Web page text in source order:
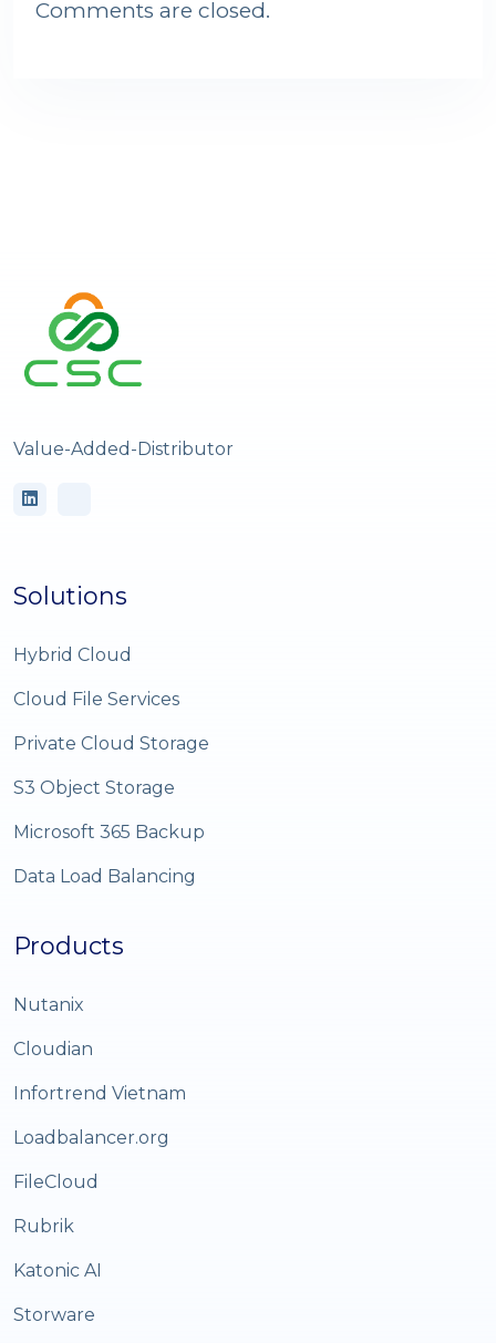
Comments are closed.
Value-Added-Distributor
Solutions
Hybrid Cloud
Cloud File Services
Private Cloud Storage
S3 Object Storage
Microsoft 365 Backup
Data Load Balancing
Products
Nutanix
Cloudian
Infortrend Vietnam
Loadbalancer.org
FileCloud
Rubrik
Katonic AI
Storware